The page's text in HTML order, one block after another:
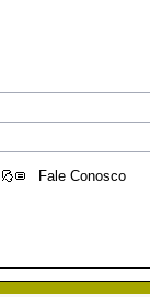
Fale Conosco